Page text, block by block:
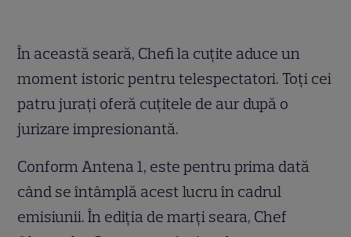
În această seară, Chefi la cuțite aduce un
moment istoric pentru telespectatori. Toți cei
patru jurați oferă cuțitele de aur după o
jurizare impresionantă.
Conform Antena 1, este pentru prima dată
când se întâmplă acest lucru în cadrul
emisiunii. În ediția de marți seara, Chef